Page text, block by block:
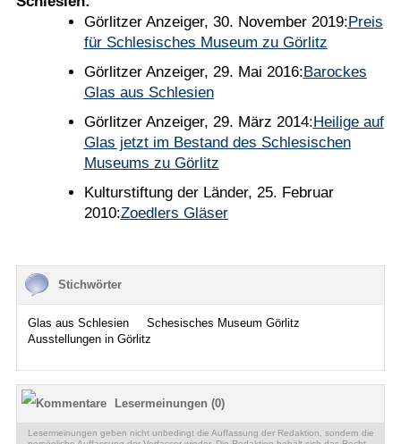
Görlitzer Anzeiger, 30. November 2019:Preis
für Schlesisches Museum zu Görlitz
Görlitzer Anzeiger, 29. Mai 2016:Barockes
Glas aus Schlesien
Görlitzer Anzeiger, 29. März 2014:Heilige auf
Glas jetzt im Bestand des Schlesischen
Museums zu Görlitz
Kulturstiftung der Länder, 25. Februar
2010:Zoedlers Gläser
Stichwörter
Glas aus Schlesien
Schesisches Museum Görlitz
Ausstellungen in Görlitz
Lesermeinungen (0)
Lesermeinungen geben nicht unbedingt die Auffassung der Redaktion, sondern die